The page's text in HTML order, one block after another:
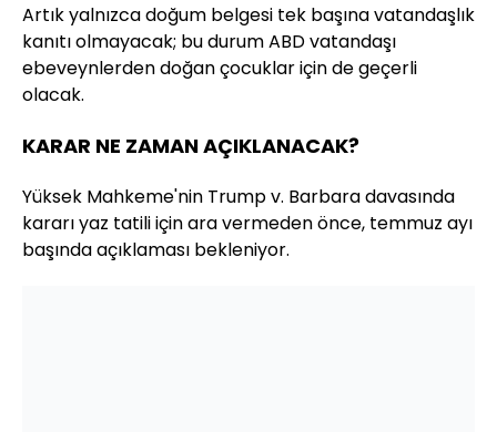
Artık yalnızca doğum belgesi tek başına vatandaşlık
kanıtı olmayacak; bu durum ABD vatandaşı
ebeveynlerden doğan çocuklar için de geçerli
olacak.
KARAR NE ZAMAN AÇIKLANACAK?
Yüksek Mahkeme'nin Trump v. Barbara davasında
kararı yaz tatili için ara vermeden önce, temmuz ayı
başında açıklaması bekleniyor.